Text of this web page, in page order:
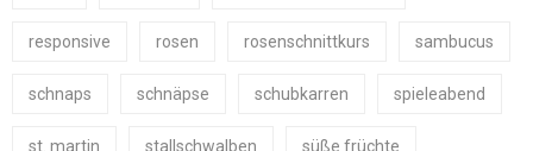
responsive rosen rosenschnittkurs sambucus
schnaps schnäpse schubkarren spieleabend
st. martin stallschwalben süße früchte